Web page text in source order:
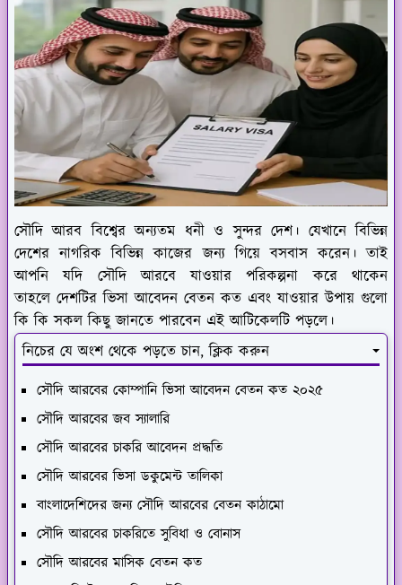
সৌদি আরব বিশ্বের অন্যতম ধনী ও সুন্দর দেশ। যেখানে বিভিন্ন
দেশের নাগরিক বিভিন্ন কাজের জন্য গিয়ে বসবাস করেন। তাই
আপনি যদি সৌদি আরবে যাওয়ার পরিকল্পনা করে থাকেন
তাহলে দেশটির ভিসা আবেদন বেতন কত এবং যাওয়ার উপায় গুলো
কি কি সকল কিছু জানতে পারবেন এই আটিকেলটি পড়লে।
নিচের যে অংশ থেকে পড়তে চান, ক্লিক করুন
সৌদি আরবের কোম্পানি ভিসা আবেদন বেতন কত ২০২৫
সৌদি আরবের জব স্যালারি
সৌদি আরবের চাকরি আবেদন প্রদ্ধতি
সৌদি আরবের ভিসা ডকুমেন্ট তালিকা
বাংলাদেশিদের জন্য সৌদি আরবের বেতন কাঠামো
সৌদি আরবের চাকরিতে সুবিধা ও বোনাস
সৌদি আরবের মাসিক বেতন কত